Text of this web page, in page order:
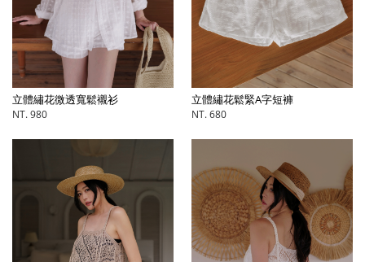
立體繡花微透寬鬆襯衫
NT. 980
立體繡花鬆緊A字短褲
NT. 680